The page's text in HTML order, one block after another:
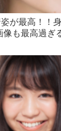
が最高！！
も最高過ぎ